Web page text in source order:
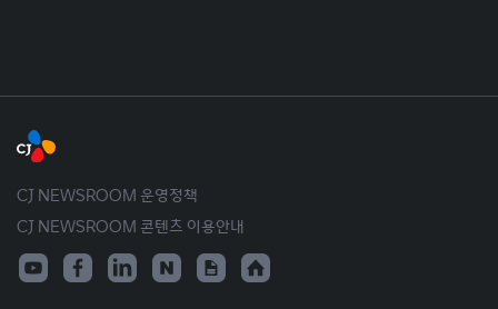
CJ NEWSROOM 운영정책
CJ NEWSROOM 콘텐츠 이용안내